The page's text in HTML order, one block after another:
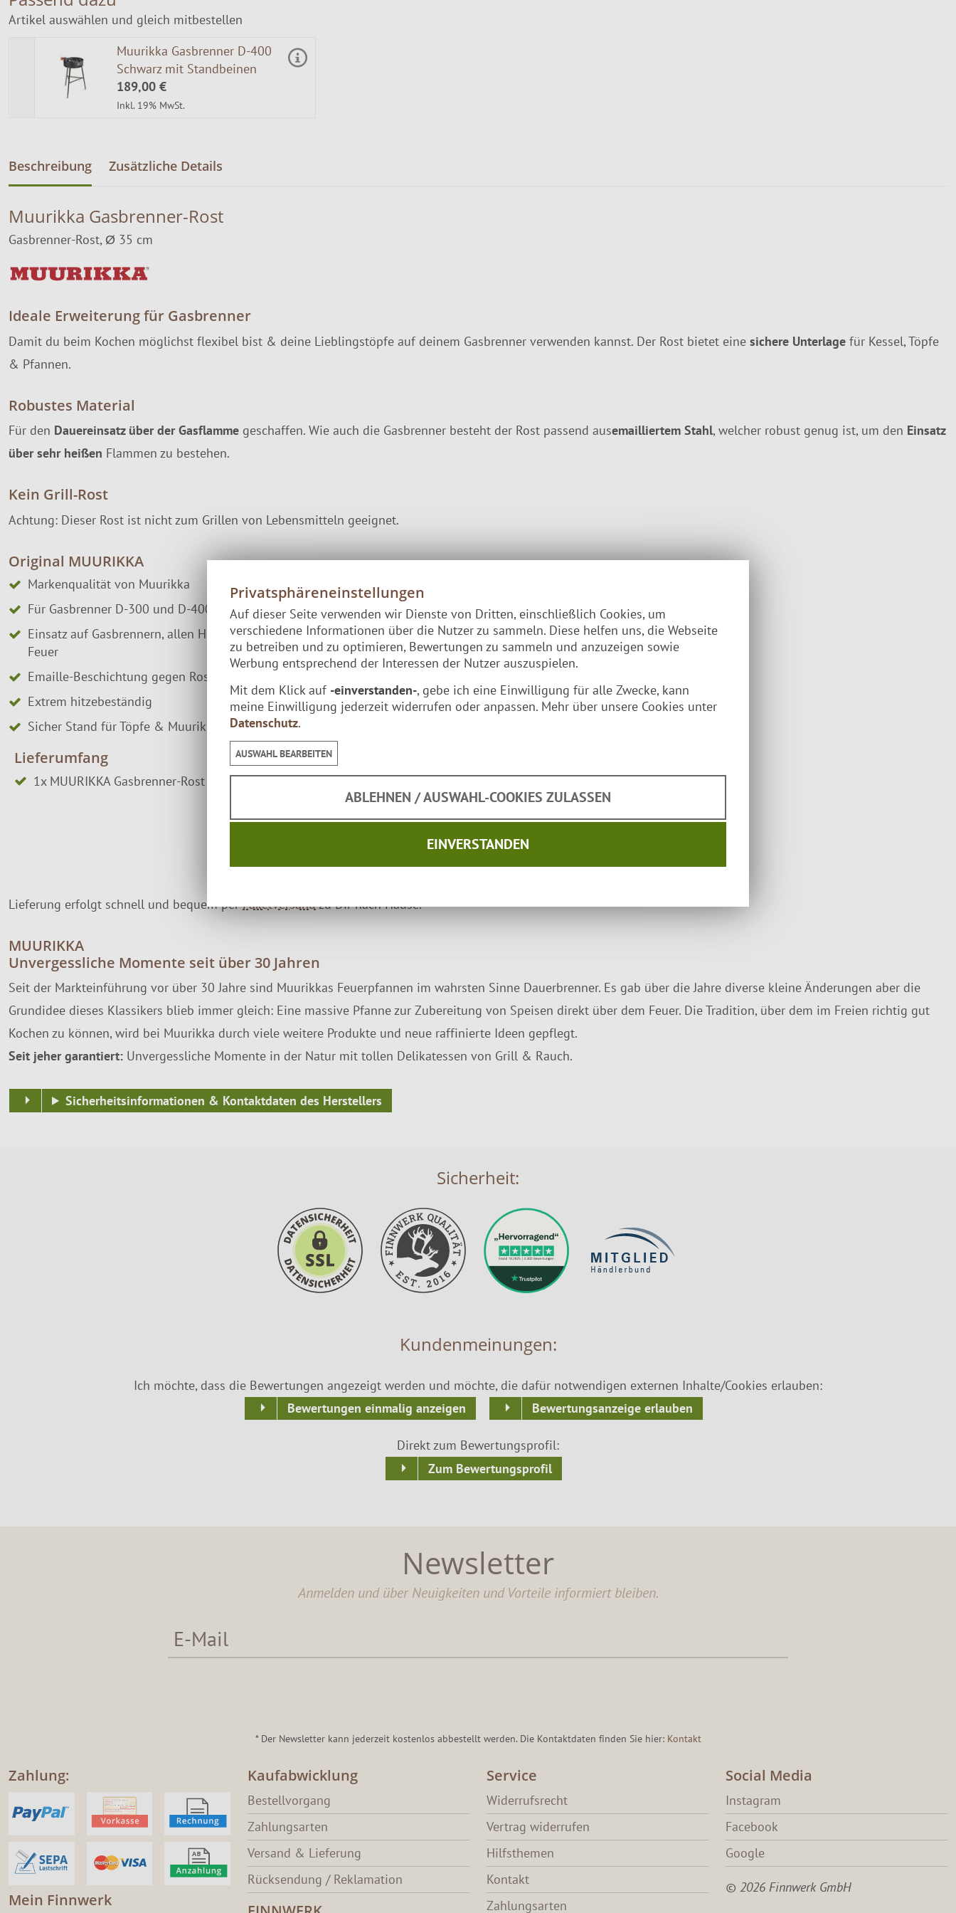
Artikel auswählen und gleich mitbestellen
Muurikka Gasbrenner D-400
Schwarz mit Standbeinen
189,00 €
Inkl. 19% MwSt.
Beschreibung Zusätzliche Details
Muurikka Gasbrenner-Rost
Gasbrenner-Rost, Ø 35 cm
Ideale Erweiterung für Gasbrenner
Damit du beim Kochen möglichst flexibel bist & deine Lieblingstöpfe auf deinem Gasbrenner verwenden kannst. Der Rost bietet eine sichere Unterlage für Kessel, Töpfe
& Pfannen.
Robustes Material
Für den Dauereinsatz über der Gasflamme geschaffen. Wie auch die Gasbrenner besteht der Rost passend ausemailliertem Stahl, welcher robust genug ist, um den Einsatz
über sehr heißen Flammen zu bestehen.
Kein Grill-Rost
Achtung: Dieser Rost ist nicht zum Grillen von Lebensmitteln geeignet.
Original MUURIKKA
Markenqualität von Muurikka
Für Gasbrenner D-300 und D-400
Einsatz auf Gasbrennern, allen Herdarten, Backofen, Kohle-Grills & offenem
Feuer
Emaille-Beschichtung gegen Rost & Kleben
Extrem hitzebeständig
Sicher Stand für Töpfe & Muurikka-Pfannen
Lieferumfang
1x MUURIKKA Gasbrenner-Rost Ø 35 cm
Material: Stahl (emailliert)
Durchmesser: Ø 35 cm
Lieferung erfolgt schnell und bequem perPaketversandzu Dir nach Hause.
MUURIKKA
Unvergessliche Momente seit über 30 Jahren
Seit der Markteinführung vor über 30 Jahre sind Muurikkas Feuerpfannen im wahrsten Sinne Dauerbrenner. Es gab über die Jahre diverse kleine Änderungen aber die
Grundidee dieses Klassikers blieb immer gleich: Eine massive Pfanne zur Zubereitung von Speisen direkt über dem Feuer. Die Tradition, über dem im Freien richtig gut
Kochen zu können, wird bei Muurikka durch viele weitere Produkte und neue raffinierte Ideen gepflegt.
Seit jeher garantiert: Unvergessliche Momente in der Natur mit tollen Delikatessen von Grill & Rauch.
Sicherheitsinformationen & Kontaktdaten des Herstellers
Sicherheit:
Kundenmeinungen:
Ich möchte, dass die Bewertungen angezeigt werden und möchte, die dafür notwendigen externen Inhalte/Cookies erlauben:
Bewertungen einmalig anzeigen
Bewertungsanzeige erlauben
Direkt zum Bewertungsprofil:
Zum Bewertungsprofil
Newsletter
Anmelden und über Neuigkeiten und Vorteile informiert bleiben.
* Der Newsletter kann jederzeit kostenlos abbestellt werden. Die Kontaktdaten finden Sie hier: Kontakt
Zahlung:
Mein Finnwerk
Kaufabwicklung
Bestellvorgang
Zahlungsarten
Versand & Lieferung
Rücksendung / Reklamation
Service
Widerrufsrecht
Vertrag widerrufen
Hilfsthemen
Kontakt
Zahlungsarten
Social Media
Instagram
Facebook
Google
© 2026 Finnwerk GmbH
Privatsphäreneinstellungen
Auf dieser Seite verwenden wir Dienste von Dritten, einschließlich Cookies, um
verschiedene Informationen über die Nutzer zu sammeln. Diese helfen uns, die Webseite
zu betreiben und zu optimieren, Bewertungen zu sammeln und anzuzeigen sowie
Werbung entsprechend der Interessen der Nutzer auszuspielen.
Mit dem Klick auf -einverstanden-, gebe ich eine Einwilligung für alle Zwecke, kann
meine Einwilligung jederzeit widerrufen oder anpassen. Mehr über unsere Cookies unter
Datenschutz.
AUSWAHL BEARBEITEN
ABLEHNEN / AUSWAHL-COOKIES ZULASSEN
EINVERSTANDEN